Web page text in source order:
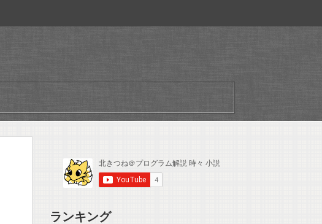
ランキング